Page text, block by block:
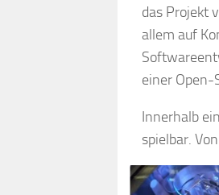
das Projekt
allem auf
einer
Innerhalb
spielbar.